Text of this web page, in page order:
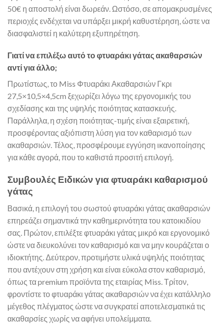
50€ η αποστολή είναι δωρεάν. Ωστόσο, σε απομακρυσμένες
περιοχές ενδέχεται να υπάρξει μικρή καθυστέρηση, ώστε να
διασφαλιστεί η καλύτερη εξυπηρέτηση.
Γιατί να επιλέξω αυτό το φτυαράκι γάτας ακαθαρσιών
αντί για άλλο;
Πρωτίστως, το Miss Φτυαράκι Ακαθαρσιών Γκρι
27,5×10,5×4,5cm ξεχωρίζει λόγω της εργονομικής του
σχεδίασης και της υψηλής ποιότητας κατασκευής.
Παράλληλα, η σχέση ποιότητας-τιμής είναι εξαιρετική,
προσφέροντας αξιόπιστη λύση για τον καθαρισμό των
ακαθαρσιών. Τέλος, προσφέρουμε εγγύηση ικανοποίησης
για κάθε αγορά, που το καθιστά προσιτή επιλογή.
Συμβουλές Ειδικών για φτυαράκι καθαρισμού
γάτας
Βασικά, η επιλογή του σωστού φτυαράκι γάτας ακαθαρσιών
επηρεάζει σημαντικά την καθημερινότητα του κατοικιδίου
σας. Πρώτον, επιλέξτε φτυαράκι γάτας μικρό και εργονομικό
ώστε να διευκολύνει τον καθαρισμό και να μην κουράζεται ο
ιδιοκτήτης. Δεύτερον, προτιμήστε υλικά υψηλής ποιότητας
που αντέχουν στη χρήση και είναι εύκολα στον καθαρισμό,
όπως τα premium προϊόντα της εταιρίας Miss. Τρίτον,
φροντίστε το φτυαράκι γάτας ακαθαρσιών να έχει κατάλληλο
μέγεθος πλέγματος ώστε να συγκρατεί αποτελεσματικά τις
ακαθαρσίες χωρίς να αφήνει υπολείμματα.